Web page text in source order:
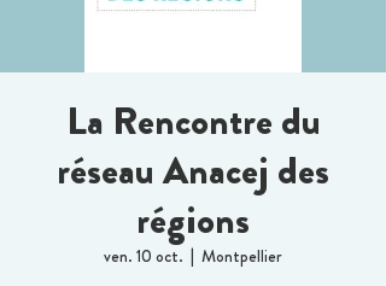
La Rencontre du
réseau Anacej des
régions
ven. 10 oct.
  |
Montpellier